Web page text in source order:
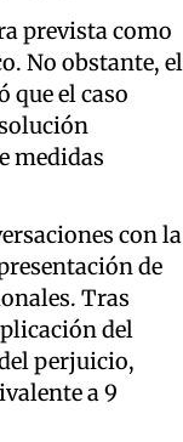
prevista como
No obstante, el
el caso
medidas
con la
de
Tras
del
perjuicio,
a 9